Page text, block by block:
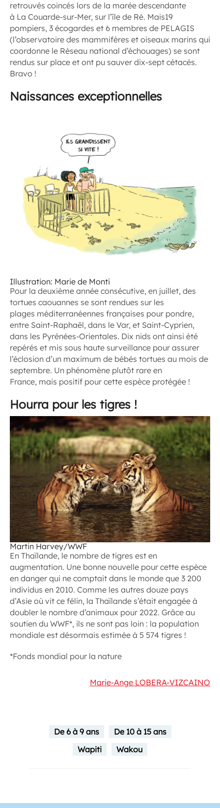
retrouvés coincés lors de la marée descendante
à La Couarde-sur-Mer, sur l’île de Ré. Mais19
pompiers, 3 écogardes et 6 membres de PELAGIS
(l’observatoire des mammifères et oiseaux marins qui
coordonne le Réseau national d’échouages) se sont
rendus sur place et ont pu sauver dix-sept cétacés.
Bravo !
Naissances exceptionnelles
Illustration: Marie de Monti
Pour la deuxième année consécutive, en juillet, des
tortues caouannes se sont rendues sur les
plages méditerranéennes françaises pour pondre,
entre Saint-Raphaël, dans le Var, et Saint-Cyprien,
dans les Pyrénées-Orientales. Dix nids ont ainsi été
repérés et mis sous haute surveillance pour assurer
l’éclosion d’un maximum de bébés tortues au mois de
septembre. Un phénomène plutôt rare en
France, mais positif pour cette espèce protégée !
Hourra pour les tigres !
Martin Harvey/WWF
En Thaïlande, le nombre de tigres est en
augmentation. Une bonne nouvelle pour cette espèce
en danger qui ne comptait dans le monde que 3 200
individus en 2010. Comme les autres douze pays
d’Asie où vit ce félin, la Thaïlande s’était engagée à
doubler le nombre d’animaux pour 2022. Grâce au
soutien du WWF*, ils ne sont pas loin : la population
mondiale est désormais estimée à 5 574 tigres !
*Fonds mondial pour la nature
Marie-Ange LOBERA-VIZCAINO
De 6 à 9 ans
De 10 à 15 ans
Wapiti
Wakou